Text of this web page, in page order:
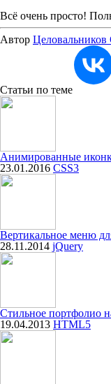
Всё очень просто!
Автор Целовальников
Статьи по теме
Анимированные
23.01.2016 CSS3
Вертикальное меню
28.11.2014 jQuery
Стильное портфолио
19.04.2013 HTML5